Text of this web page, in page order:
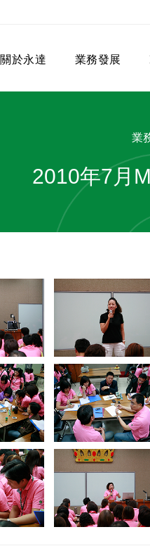
關於永達
電子書刊
業務發展
業務專區
洗錢防制暨打擊資恐
業
2010年7月